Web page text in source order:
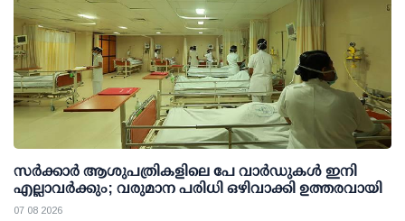
സര്‍ക്കാര്‍ ആശുപത്രികളിലെ പേ വാര്‍ഡുകള്‍ ഇനി
എല്ലാവര്‍ക്കും; വരുമാന പരിധി ഒഴിവാക്കി ഉത്തരവായി
07 08 2026